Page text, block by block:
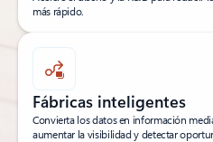
más rápido.
Fábricas inteligentes
Convierta los datos en información
aumentar la visibilidad y detectar